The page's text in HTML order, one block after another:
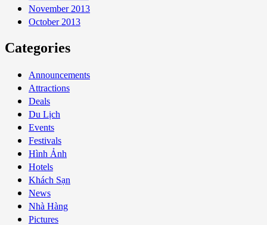
November 2013
October 2013
Categories
Announcements
Attractions
Deals
Du Lịch
Events
Festivals
Hình Ảnh
Hotels
Khách Sạn
News
Nhà Hàng
Pictures